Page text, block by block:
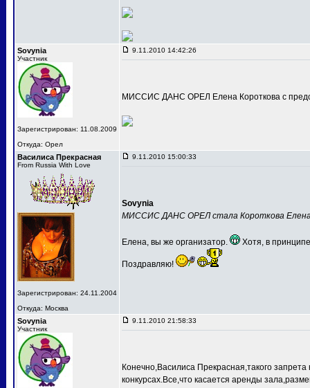
Sovynia
Участник
Зарегистрирован: 11.08.2009
Откуда: Орел
9.11.2010 14:42:26
МИССИС ДАНС ОРЕЛ Елена Короткова с
Василиса Прекрасная
From Russia With Love
Зарегистрирован: 24.11.2004
Откуда: Москва
9.11.2010 15:00:33
Sovynia
МИССИС ДАНС ОРЕЛ стала Короткова
Елена, вы же организатор. Хотя, в
Поздравляю!
Sovynia
Участник
9.11.2010 21:58:33
Конечно,Василиса Прекрасная,такого
конкурсах.Все,что касается аренды